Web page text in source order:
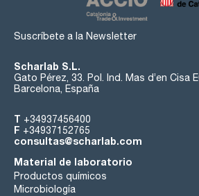
Suscríbete a la Newsletter
Scharlab S.L.
Gato Pérez, 33. Pol. Ind. Mas d’en Cisa
Barcelona, España
T +34937456400
F +34937152765
consultas@scharlab.com
Material de laboratorio
Productos químicos
Microbiología